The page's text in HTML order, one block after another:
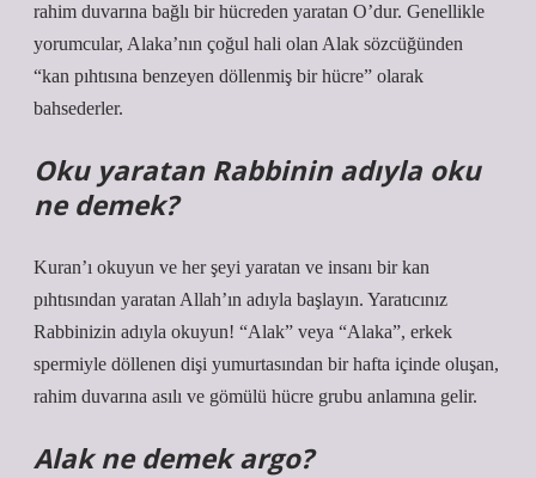
rahim duvarına bağlı bir hücreden yaratan O’dur. Genellikle
yorumcular, Alaka’nın çoğul hali olan Alak sözcüğünden
“kan pıhtısına benzeyen döllenmiş bir hücre” olarak
bahsederler.
Oku yaratan Rabbinin adıyla oku
ne demek?
Kuran’ı okuyun ve her şeyi yaratan ve insanı bir kan
pıhtısından yaratan Allah’ın adıyla başlayın. Yaratıcınız
Rabbinizin adıyla okuyun! “Alak” veya “Alaka”, erkek
spermiyle döllenen dişi yumurtasından bir hafta içinde oluşan,
rahim duvarına asılı ve gömülü hücre grubu anlamına gelir.
Alak ne demek argo?